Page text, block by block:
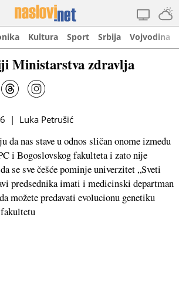
Kultura Sport Srbija Vojvodina
Ministarstva zdravlja
| Luka Petrušić
da nas stave u odnos sličan onome između
i Bogoslovskog fakulteta i zato nije
se sve češće pominje univerzitet „Sveti
predsednika imati i medicinski departman
možete predavati evolucionu genetiku